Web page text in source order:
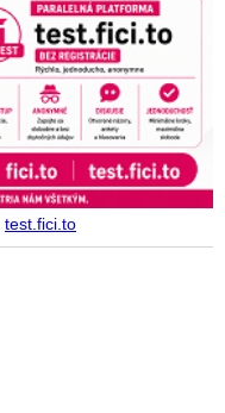
test.fici.to